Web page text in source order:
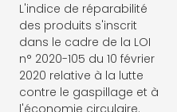
L'indice de réparabilité
des produits s'inscrit
dans le cadre de la LOI
n° 2020-105 du 10 février
2020 relative à la lutte
contre le gaspillage et à